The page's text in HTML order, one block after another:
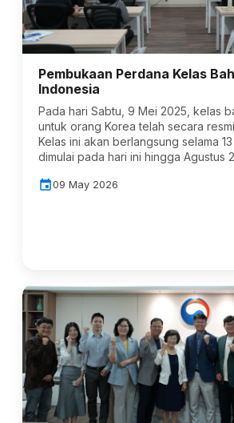
Pembukaan Perdana Kelas
Indonesia
Pada hari Sabtu, 9 Mei 2025, kelas
untuk orang Korea telah secara
Kelas ini akan berlangsung selama
dimulai pada hari ini hingga Agustus
event09 May 2026